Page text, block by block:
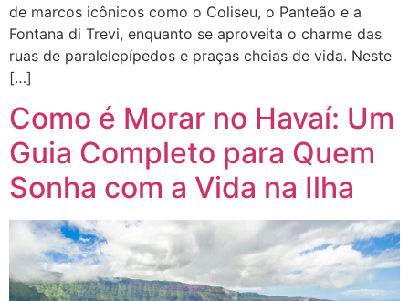
de marcos icônicos como o Coliseu, o Panteão e a
Fontana di Trevi, enquanto se aproveita o charme das
ruas de paralelepípedos e praças cheias de vida. Neste
[…]
Como é Morar no Havaí: Um
Guia Completo para Quem
Sonha com a Vida na Ilha